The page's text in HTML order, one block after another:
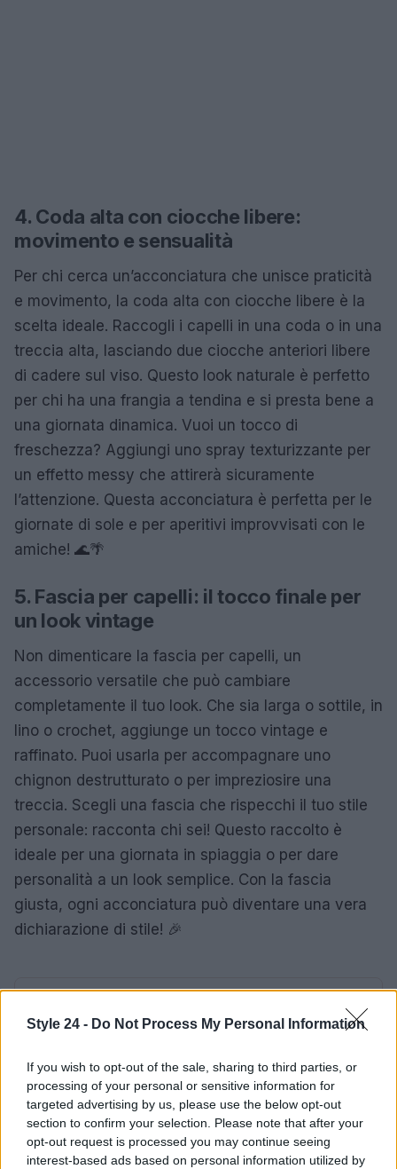
Style 24 - Do Not Process My Personal Information
If you wish to opt-out of the sale, sharing to third parties, or
processing of your personal or sensitive information for
targeted advertising by us, please use the below opt-out
section to confirm your selection. Please note that after your
opt-out request is processed you may continue seeing
interest-based ads based on personal information utilized by
4. Coda alta con ciocche libere:
movimento e sensualità
Per chi cerca un’acconciatura che unisce praticità
e movimento, la coda alta con ciocche libere è la
scelta ideale. Raccogli i capelli in una coda o in una
treccia alta, lasciando due ciocche anteriori libere
di cadere sul viso. Questo look naturale è perfetto
per chi ha una frangia a tendina e si presta bene a
una giornata dinamica. Vuoi un tocco di
freschezza? Aggiungi uno spray texturizzante per
un effetto messy che attirerà sicuramente
l’attenzione. Questa acconciatura è perfetta per le
giornate di sole e per aperitivi improvvisati con le
amiche! 🌊🌴
5. Fascia per capelli: il tocco finale per
un look vintage
Non dimenticare la fascia per capelli, un
accessorio versatile che può cambiare
completamente il tuo look. Che sia larga o sottile, in
lino o crochet, aggiunge un tocco vintage e
raffinato. Puoi usarla per accompagnare uno
chignon destrutturato o per impreziosire una
treccia. Scegli una fascia che rispecchi il tuo stile
personale: racconta chi sei! Questo raccolto è
ideale per una giornata in spiaggia o per dare
personalità a un look semplice. Con la fascia
giusta, ogni acconciatura può diventare una vera
dichiarazione di stile! 🎉
Staff